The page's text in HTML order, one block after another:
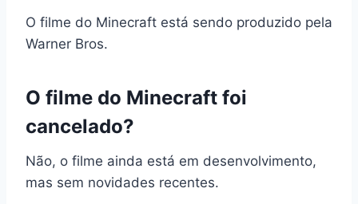
O filme do Minecraft está sendo produzido pela
Warner Bros.
O filme do Minecraft foi
cancelado?
Não, o filme ainda está em desenvolvimento,
mas sem novidades recentes.